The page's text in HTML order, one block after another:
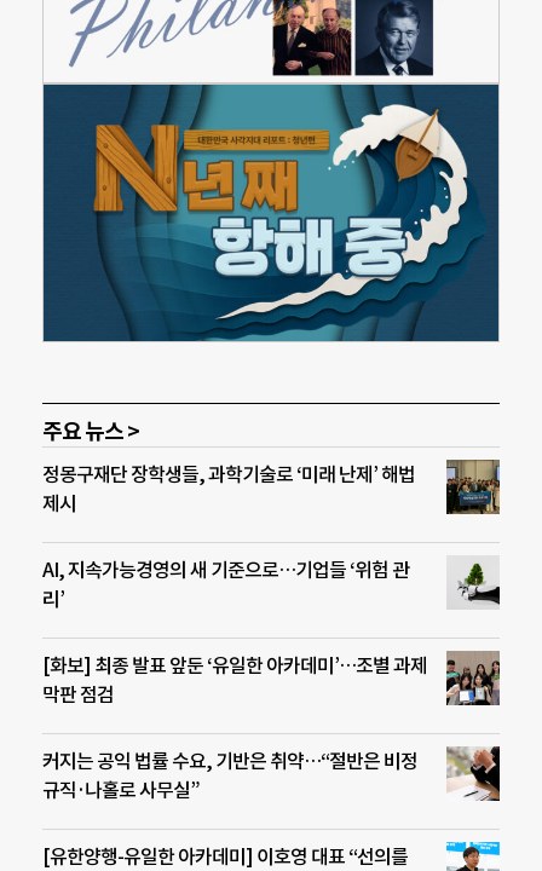
주요 뉴스 >
정몽구재단 장학생들, 과학기술로 ‘미래 난제’ 해법
제시
AI, 지속가능경영의 새 기준으로…기업들 ‘위험 관
리’
[화보] 최종 발표 앞둔 ‘유일한 아카데미’…조별 과제
막판 점검
커지는 공익 법률 수요, 기반은 취약…“절반은 비정
규직·나홀로 사무실”
[유한양행-유일한 아카데미] 이호영 대표 “선의를